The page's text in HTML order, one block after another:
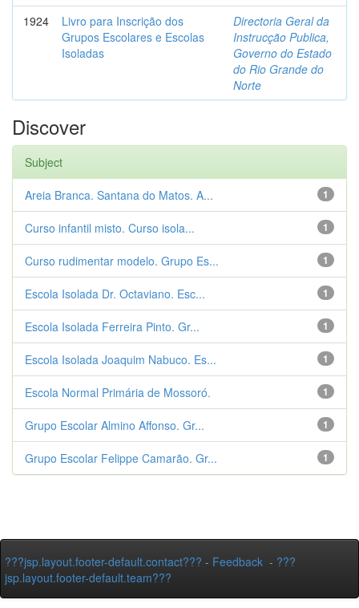
1924
Livro para Inscrição dos
Grupos Escolares e Escolas
Isoladas
Directoria Geral da
Instrucção Publica,
Governo do Estado
do Rio Grande do
Norte
Discover
Subject
1
Areia Branca. Santana do Matos. A...
1
Curso infantil misto. Curso isola...
1
Curso rudimentar modelo. Grupo Es...
1
Escola Isolada Dr. Octaviano. Esc...
1
Escola Isolada Ferreira Pinto. Gr...
1
Escola Isolada Joaquim Nabuco. Es...
1
Escola Normal Primária de Mossoró.
1
Grupo Escolar Almino Affonso. Gr...
1
Grupo Escolar Felippe Camarão. Gr...
???jsp.layout.footer-default.contact??? - Feedback - ???
jsp.layout.footer-default.team???